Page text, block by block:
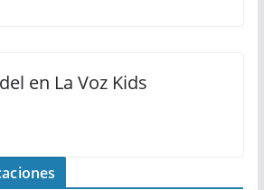
en La Voz Kids